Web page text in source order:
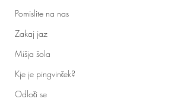
Pomislite na nas
Zakaj jaz
Mišja šola
Kje je pingvinček?
Odloči se